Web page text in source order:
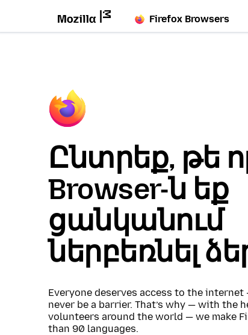
Firefox Browsers
Ընտրեք, թե
Browser-ն եք
ցանկանում
ներբեռնել
Everyone deserves access to the
never be a barrier. That’s why — with the
volunteers around the world — we make
than 90 languages.